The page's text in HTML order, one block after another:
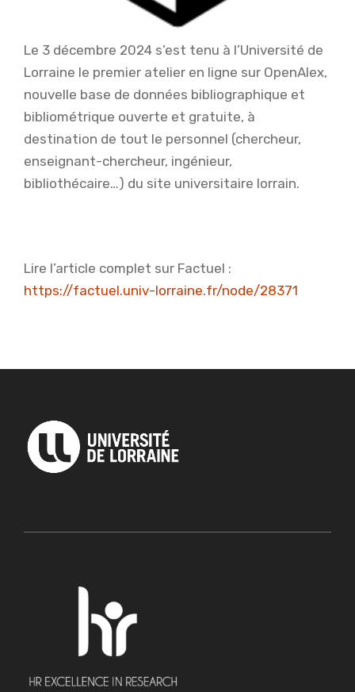
Le 3 décembre 2024 s’est tenu à l’Université de
Lorraine le premier atelier en ligne sur OpenAlex,
nouvelle base de données bibliographique et
bibliométrique ouverte et gratuite, à
destination de tout le personnel (chercheur,
enseignant-chercheur, ingénieur,
bibliothécaire…) du site universitaire lorrain.
Lire l’article complet sur Factuel :
https://factuel.univ-lorraine.fr/node/28371